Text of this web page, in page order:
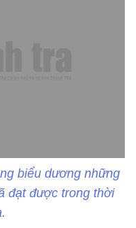
biểu dương những
đạt được trong thời